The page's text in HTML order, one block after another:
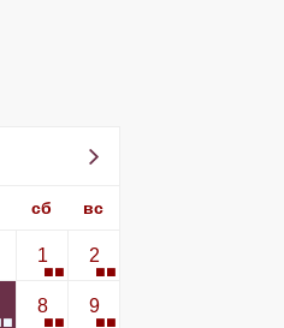
сб вс
1 2
8 9